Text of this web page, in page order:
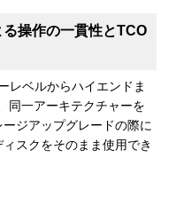
操作の一貫性とTCO
レベルからハイエンドま
同一アーキテクチャーを
ジアップグレードの際に
スクをそのまま使用でき